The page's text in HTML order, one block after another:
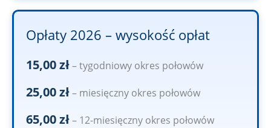
Opłaty 2026 – wysokość opłat
15,00 zł– tygodniowy okres połowów
25,00 zł– miesięczny okres połowów
65,00 zł– 12-miesięczny okres połowów